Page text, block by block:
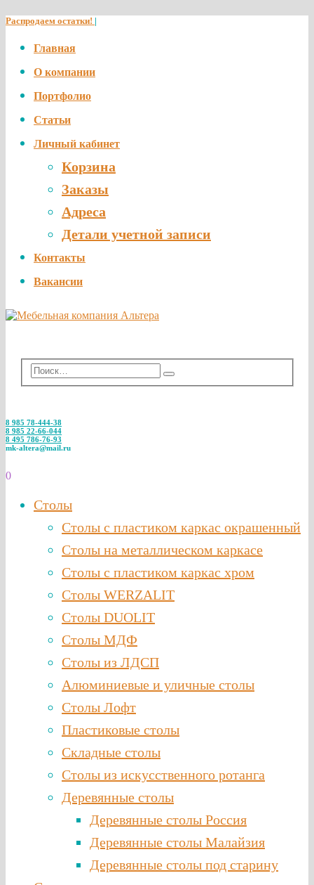
Распродаем остатки! |
Главная
О компании
Портфолио
Статьи
Личный кабинет
Корзина
Заказы
Адреса
Детали учетной записи
Контакты
Вакансии
8 985 78-444-38
8 985 22-66-044
8 495 786-76-93
mk-altera@mail.ru
0
Столы
Столы с пластиком каркас окрашенный
Столы на металлическом каркасе
Столы с пластиком каркас хром
Столы WERZALIT
Столы DUOLIT
Столы МДФ
Столы из ЛДСП
Алюминиевые и уличные столы
Столы Лофт
Пластиковые столы
Складные столы
Столы из искусственного ротанга
Деревянные столы
Деревянные столы Россия
Деревянные столы Малайзия
Деревянные столы под старину